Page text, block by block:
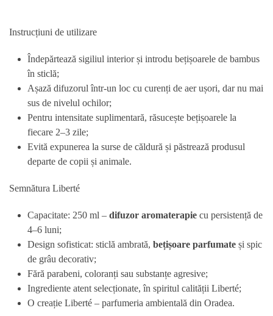
Instrucțiuni de utilizare
Îndepărtează sigiliul interior și introdu bețișoarele de bambus
în sticlă;
Așază difuzorul într-un loc cu curenți de aer ușori, dar nu mai
sus de nivelul ochilor;
Pentru intensitate suplimentară, răsucește bețișoarele la
fiecare 2–3 zile;
Evită expunerea la surse de căldură și păstrează produsul
departe de copii și animale.
Semnătura Liberté
Capacitate: 250 ml – difuzor aromaterapie cu persistență de
4–6 luni;
Design sofisticat: sticlă ambrată, bețișoare parfumate și spic
de grâu decorativ;
Fără parabeni, coloranți sau substanțe agresive;
Ingrediente atent selecționate, în spiritul calității Liberté;
O creație Liberté – parfumeria ambientală din Oradea.